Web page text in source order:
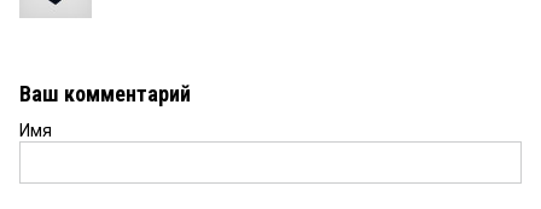
Ваш комментарий
Имя